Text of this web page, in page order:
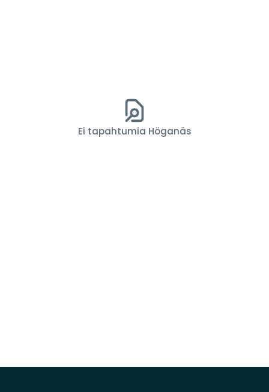
Ei tapahtumia Höganäs